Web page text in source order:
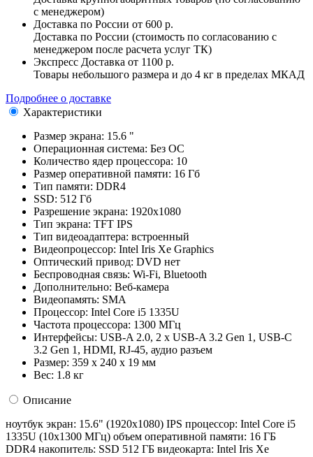
с менеджером)
Доставка по России от 600 р.
Доставка по России (стоимость по согласованию с
менеджером после расчета услуг ТК)
Экспресс Доставка от 1100 р.
Товары небольшого размера и до 4 кг в пределах МКАД
Подробнее о доставке
Характеристики
Размер экрана: 15.6 "
Операционная система: Без ОС
Количество ядер процессора: 10
Размер оперативной памяти: 16 Гб
Тип памяти: DDR4
SSD: 512 Гб
Разрешение экрана: 1920x1080
Тип экрана: TFT IPS
Тип видеоадаптера: встроенный
Видеопроцессор: Intel Iris Xe Graphics
Оптический привод: DVD нет
Беспроводная связь: Wi-Fi, Bluetooth
Дополнительно: Веб-камера
Видеопамять: SMA
Процессор: Intel Core i5 1335U
Частота процессора: 1300 МГц
Интерфейсы: USB-A 2.0, 2 x USB-A 3.2 Gen 1, USB-C
3.2 Gen 1, HDMI, RJ-45, аудио разъем
Размер: 359 x 240 x 19 мм
Вес: 1.8 кг
Описание
ноутбук экран: 15.6" (1920х1080) IPS процессор: Intel Core i5
1335U (10x1300 МГц) объем оперативной памяти: 16 ГБ
DDR4 накопитель: SSD 512 ГБ видеокарта: Intel Iris Xe